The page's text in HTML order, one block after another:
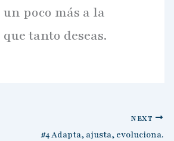
poco más a la
tanto deseas.
NEXT
#4 Adapta, ajusta, evoluciona.